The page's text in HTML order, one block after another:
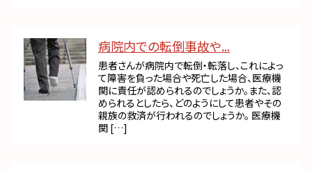
病院内での転倒事故や...
患者さんが病院内で転倒・転落し、これによっ
て障害を負った場合や死亡した場合、医療機
関に責任が認められるのでしょうか。また、認
められるとしたら、どのようにして患者やその
親族の救済が行われるのでしょうか。 医療機
関 […]